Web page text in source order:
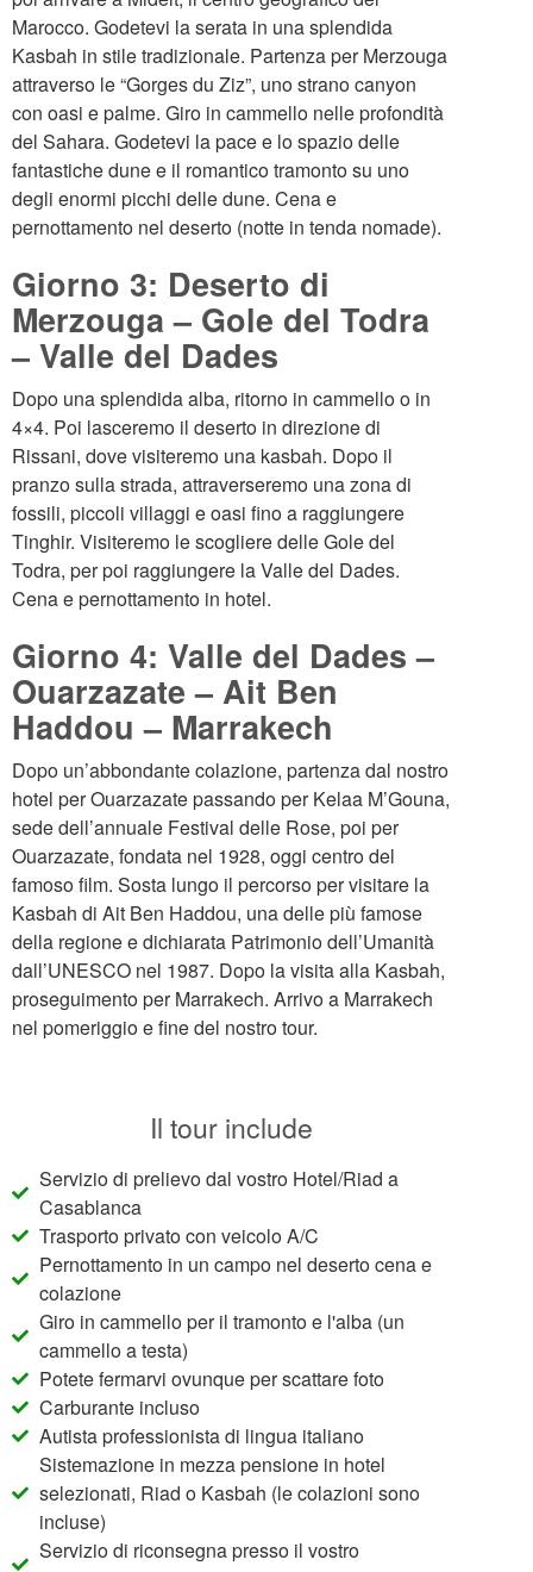
Marocco. Godetevi la serata in una splendida
Kasbah in stile tradizionale. Partenza per Merzouga
attraverso le “Gorges du Ziz”, uno strano canyon
con oasi e palme. Giro in cammello nelle profondità
del Sahara. Godetevi la pace e lo spazio delle
fantastiche dune e il romantico tramonto su uno
degli enormi picchi delle dune. Cena e
pernottamento nel deserto (notte in tenda nomade).
Giorno 3: Deserto di
Merzouga – Gole del Todra
– Valle del Dades
Dopo una splendida alba, ritorno in cammello o in
4×4. Poi lasceremo il deserto in direzione di
Rissani, dove visiteremo una kasbah. Dopo il
pranzo sulla strada, attraverseremo una zona di
fossili, piccoli villaggi e oasi fino a raggiungere
Tinghir. Visiteremo le scogliere delle Gole del
Todra, per poi raggiungere la Valle del Dades.
Cena e pernottamento in hotel.
Giorno 4: Valle del Dades –
Ouarzazate – Ait Ben
Haddou – Marrakech
Dopo un’abbondante colazione, partenza dal nostro
hotel per Ouarzazate passando per Kelaa M’Gouna,
sede dell’annuale Festival delle Rose, poi per
Ouarzazate, fondata nel 1928, oggi centro del
famoso film. Sosta lungo il percorso per visitare la
Kasbah di Ait Ben Haddou, una delle più famose
della regione e dichiarata Patrimonio dell’Umanità
dall’UNESCO nel 1987. Dopo la visita alla Kasbah,
proseguimento per Marrakech. Arrivo a Marrakech
nel pomeriggio e fine del nostro tour.
Il tour include
Servizio di prelievo dal vostro Hotel/Riad a
Casablanca
Trasporto privato con veicolo A/C
Pernottamento in un campo nel deserto cena e
colazione
Giro in cammello per il tramonto e l'alba (un
cammello a testa)
Potete fermarvi ovunque per scattare foto
Carburante incluso
Autista professionista di lingua italiano
Sistemazione in mezza pensione in hotel
selezionati, Riad o Kasbah (le colazioni sono
incluse)
Servizio di riconsegna presso il vostro